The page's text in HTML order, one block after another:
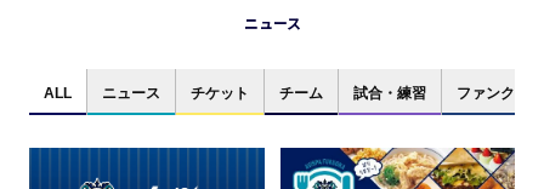
ニュース
ALL ニュース チケット チーム 試合・練習 ファンクラブ